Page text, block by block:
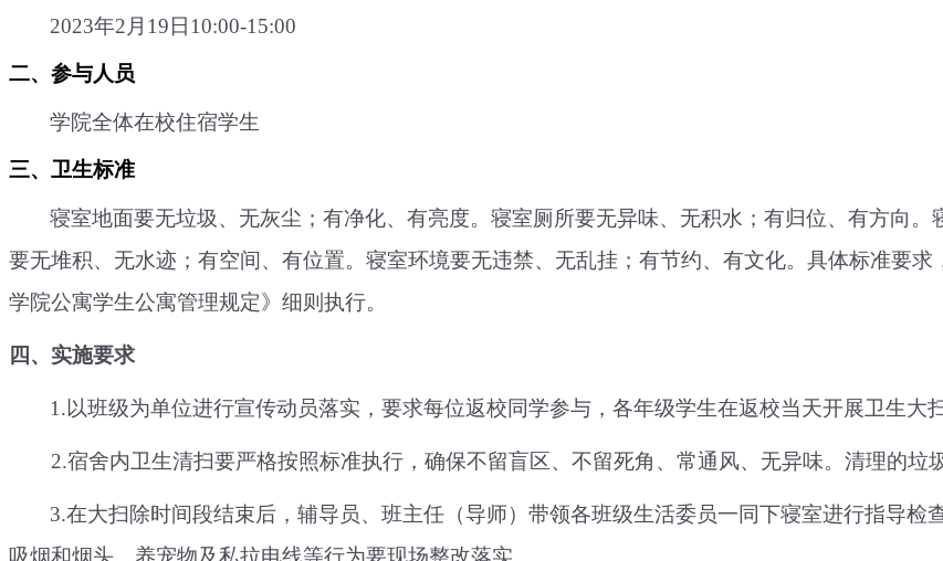
2023年2 月 19日 10:00-1 5:00
二、参与人员
学院全体在校住宿学生
三、卫生标准
寝室地面要无垃圾、无灰尘；有净化、有亮度。寝室厕所要无异味、无积水；有归位、有方向
要无堆积、无水迹；有空间、有位置。寝室环境要无违禁、无乱挂；有节约、有文化。具体标准要
学院公寓学生公寓管理规定》细则执行。
四、实施要求
1.以班级为单位进行宣传动员落实，要求每位返校同学参与， 各年级学生在返校当天开展卫生大扫
2.宿舍内卫生清扫要严格按照标准执行，确保不留盲区、不留死角、常通风、无异味。清理的垃
3.在大扫除时间段结束后 ，辅导员、班主任（导师）带领各班级生活委员一同下寝室进行指导
吸烟和烟头、养宠物及私拉电线等行为要现场整改落实。